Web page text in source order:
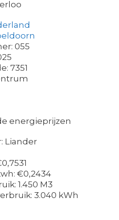
055
7351
energieprijzen
Liander
€0,2434
1.450 M3
3.040 kWh